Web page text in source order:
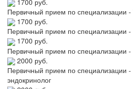
Первичный прием по специализации -
1700 руб.
Первичный прием по специализации
1700 руб.
Первичный прием по специализации -
2000 руб.
Первичный прием по специализации -
эндокринолог